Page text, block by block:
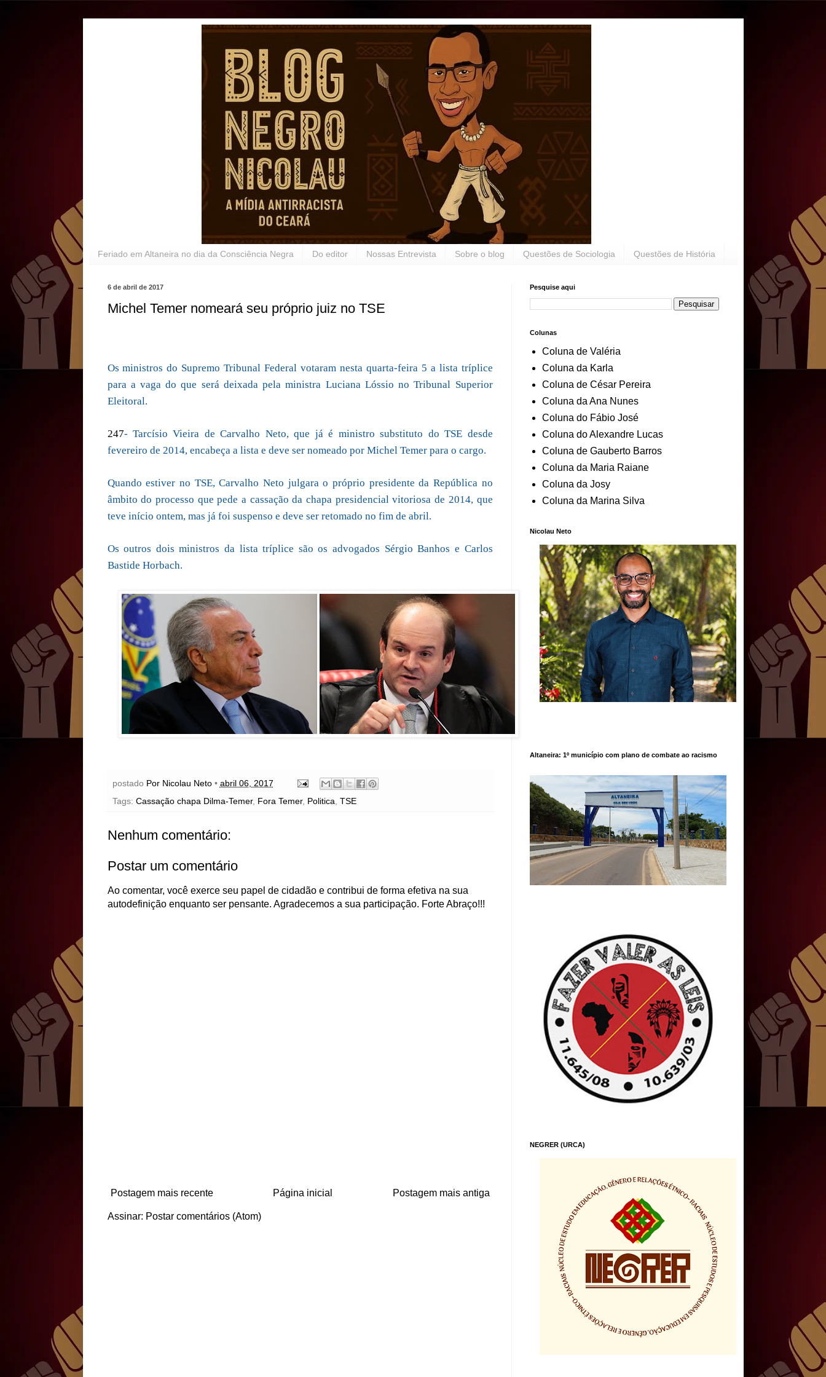
Feriado em Altaneira no dia da Consciência Negra Do editor Nossas Entrevista Sobre o blog Questões de Sociologia Questões de História
6 de abril de 2017
Michel Temer nomeará seu próprio juiz no TSE
Os ministros do Supremo Tribunal Federal votaram nesta quarta-feira 5 a lista tríplice
para a vaga do que será deixada pela ministra Luciana Lóssio no Tribunal Superior
Eleitoral.
247- Tarcísio Vieira de Carvalho Neto, que já é ministro substituto do TSE desde
fevereiro de 2014, encabeça a lista e deve ser nomeado por Michel Temer para o cargo.
Quando estiver no TSE, Carvalho Neto julgara o próprio presidente da República no
âmbito do processo que pede a cassação da chapa presidencial vitoriosa de 2014, que
teve início ontem, mas já foi suspenso e deve ser retomado no fim de abril.
Os outros dois ministros da lista tríplice são os advogados Sérgio Banhos e Carlos
Bastide Horbach.
postado Por Nicolau Neto • abril 06, 2017
Tags: Cassação chapa Dilma-Temer, Fora Temer, Politica TSE
Nenhum comentário:
Postar um comentário
Ao comentar, você exerce seu papel de cidadão e contribui de forma efetiva na sua
autodefinição enquanto ser pensante. Agradecemos a sua participação. Forte Abraço!!!
Postagem mais recente Postagem mais antiga
Página inicial
Assinar: Postar comentários (Atom)
Pesquise aqui
Colunas
Coluna de Valéria
Coluna da Karla
Coluna de César Pereira
Coluna da Ana Nunes
Coluna do Fábio José
Coluna do Alexandre Lucas
Coluna de Gauberto Barros
Coluna da Maria Raiane
Coluna da Josy
Coluna da Marina Silva
Nicolau Neto
Altaneira: 1º município com plano de combate ao racismo
NEGRER (URCA)